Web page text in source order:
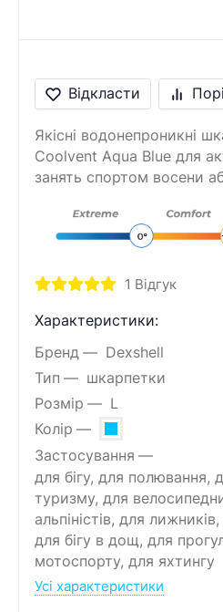
Відкласти
Якісні водонепроникні
Coolvent Aqua Blue для
занять спортом восени
1 Відгук
Характеристики:
Бренд
Dexshell
Тип
шкарпетки
Розмір
L
Колір
Застосування
для бігу, для полювання,
туризму, для
альпіністів, для
для бігу в дощ, для
мотоспорту, для яхтингу
Усі характеристики